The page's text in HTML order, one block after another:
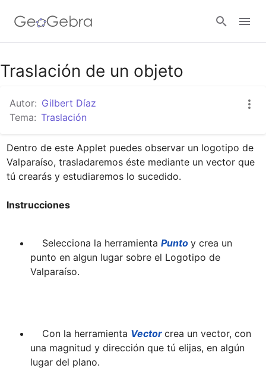
Google Classroom
GeoGebra Classroom
Abrir sesión
Traslación de un objeto
Autor: Gilbert Díaz
Tema: Traslación
Dentro de este Applet puedes observar un logotipo de
Valparaíso, trasladaremos éste mediante un vector que
Instrucciones
    Selecciona la herramienta
Punto y crea un
punto en algun lugar sobre el Logotipo de
    Con la herramienta
Vector crea un vector, con
una magnitud y dirección que tú elijas, en algún